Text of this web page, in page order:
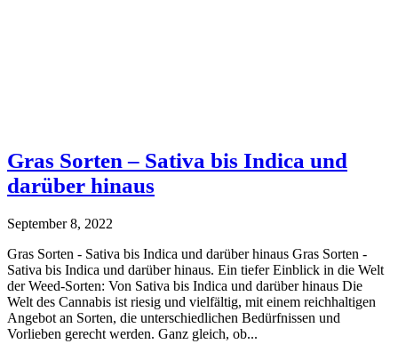
Gras Sorten – Sativa bis Indica und
darüber hinaus
September 8, 2022
Gras Sorten - Sativa bis Indica und darüber hinaus Gras Sorten -
Sativa bis Indica und darüber hinaus. Ein tiefer Einblick in die Welt
der Weed-Sorten: Von Sativa bis Indica und darüber hinaus Die
Welt des Cannabis ist riesig und vielfältig, mit einem reichhaltigen
Angebot an Sorten, die unterschiedlichen Bedürfnissen und
Vorlieben gerecht werden. Ganz gleich, ob...